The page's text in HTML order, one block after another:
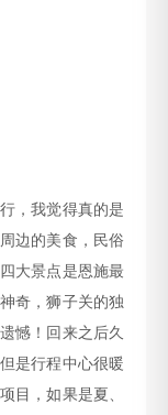
，我觉得真的是
边的美食，民俗
大景点是恩施最
奇，狮子关的独
憾！回来之后久
是行程中心很暖
目，如果是夏、